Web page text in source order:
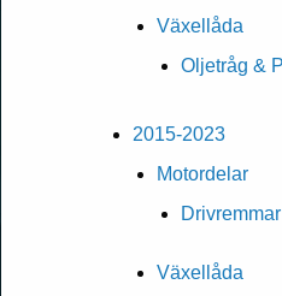
Växellåda
Oljetråg &
2015-2023
Motordelar
Växellåda